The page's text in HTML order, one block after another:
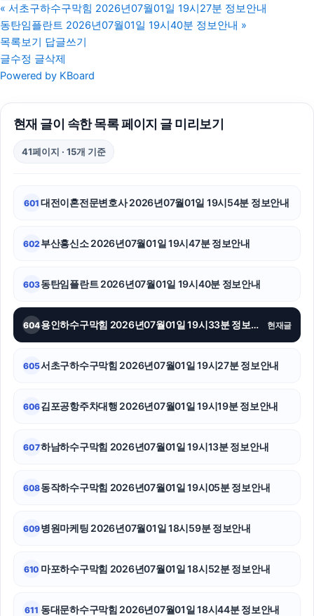
하수구막힘
인천하수구막힘
흥신소
수원학교폭력변호사
강아지보호소
서울암요양병원
신용카드현금화
김해이혼전문변호사
김포공항주차대행
서울음주운전변호사
« 서초구하수구막힘 2026년07월01일 19시27분 정보안내
동탄임플란트 2026년07월01일 19시40분 정보안내 »
목록보기 답글쓰기
글수정 글삭제
Powered by KBoard
현재 글이 속한 목록 페이지 글 미리보기
41페이지 · 15개 기준
601 대전이혼전문변호사 2026년07월01일 19시54분 정보안내
602 부산흥신소 2026년07월01일 19시47분 정보안내
603동탄임플란트 2026년07월01일 19시40분 정보안내
604 용인하수구막힘 2026년07월01일 19시33분 정보안내 현재글
605서초구하수구막힘 2026년07월01일 19시27분 정보안내
606김포공항주차대행 2026년07월01일 19시19분 정보안내
607하남하수구막힘 2026년07월01일 19시13분 정보안내
608동작하수구막힘 2026년07월01일 19시05분 정보안내
609병원마케팅 2026년07월01일 18시59분 정보안내
610 마포하수구막힘 2026년07월01일 18시52분 정보안내
611 동대문하수구막힘 2026년07월01일 18시44분 정보안내